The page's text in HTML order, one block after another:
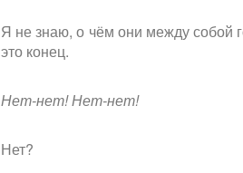
Я не знаю, о чём они между собой
это конец.
Нет-нет! Нет-нет!
Нет?